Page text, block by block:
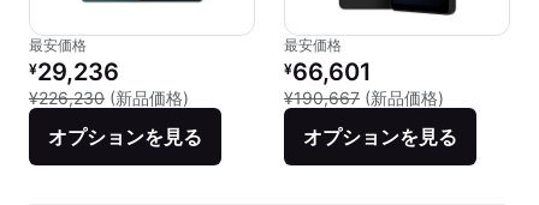
最安価格
リファービッシュ品の価格：
¥29,236
¥226,230 (新品価格) 新品との比較：¥226,230
オプションを見る
最安価格
リファービッシュ品の価格：
¥66,601
¥190,667 (新品価格)
オプションを見る